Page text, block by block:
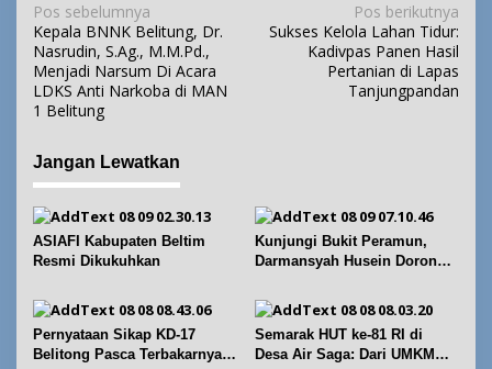
N
a
v
i
g
s
i
p
o
Pos sebelumnya
Kepala BNNK Belitung, Dr.
Nasrudin, S.Ag., M.M.Pd.,
Menjadi Narsum Di Acara
LDKS Anti Narkoba di MAN
1 Belitung
Pos berikutnya
Sukses Kelola Lahan Tidur:
Kadivpas Panen Hasil
Pertanian di Lapas
Tanjungpandan
Jangan Lewatkan
ASIAFI Kabupaten Beltim
Resmi Dikukuhkan
Kunjungi Bukit Peramun,
Darmansyah Husein Dorong
Pernyataan Sikap KD-17
Belitong Pasca Terbakarnya
Semarak HUT ke-81 RI di
Desa Air Saga: Dari UMKM